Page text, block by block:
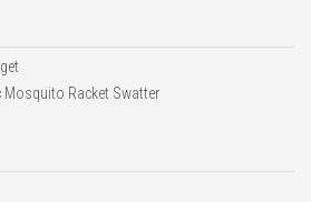
Mosquito Racket Swatter